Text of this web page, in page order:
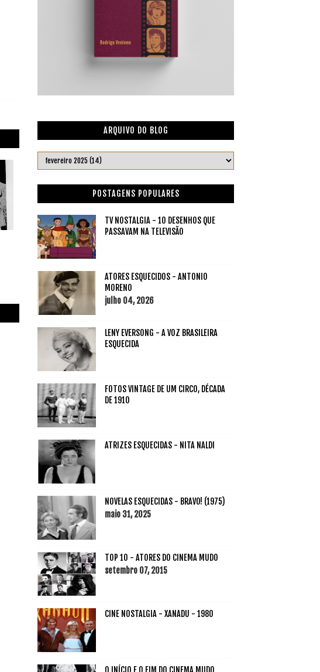
ARQUIVO DO BLOG
POSTAGENS POPULARES
TV NOSTALGIA - 10 DESENHOS QUE
PASSAVAM NA TELEVISÃO
ATORES ESQUECIDOS - ANTONIO
MORENO
julho 04, 2026
LENY EVERSONG - A VOZ BRASILEIRA
ESQUECIDA
FOTOS VINTAGE DE UM CIRCO, DÉCADA
DE 1910
ATRIZES ESQUECIDAS - NITA NALDI
NOVELAS ESQUECIDAS - BRAVO! (1975)
maio 31, 2025
TOP 10 - ATORES DO CINEMA MUDO
setembro 07, 2015
CINE NOSTALGIA - XANADU - 1980
O INÍCIO E O FIM DO CINEMA MUDO